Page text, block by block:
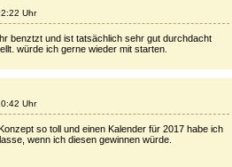
Uhr
benztzt und ist tatsächlich sehr gut durchdacht
würde ich gerne wieder mit starten.
Uhr
so toll und einen Kalender für 2017 habe ich
wenn ich diesen gewinnen würde.